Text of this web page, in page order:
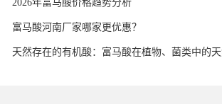
2026年富马酸价格趋势分析
富马酸河南厂家哪家更优惠？
天然存在的有机酸：富马酸在植物、菌类中的